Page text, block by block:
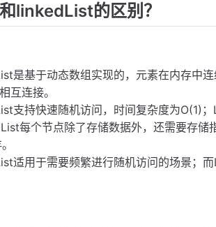
linkedList的区别？
是基于动态数组实现的，元素在内存中
互连接。
支持快速随机访问，时间复杂度为O(1)
每个节点除了存储数据外，还需要存储
适用于需要频繁进行随机访问的场景；